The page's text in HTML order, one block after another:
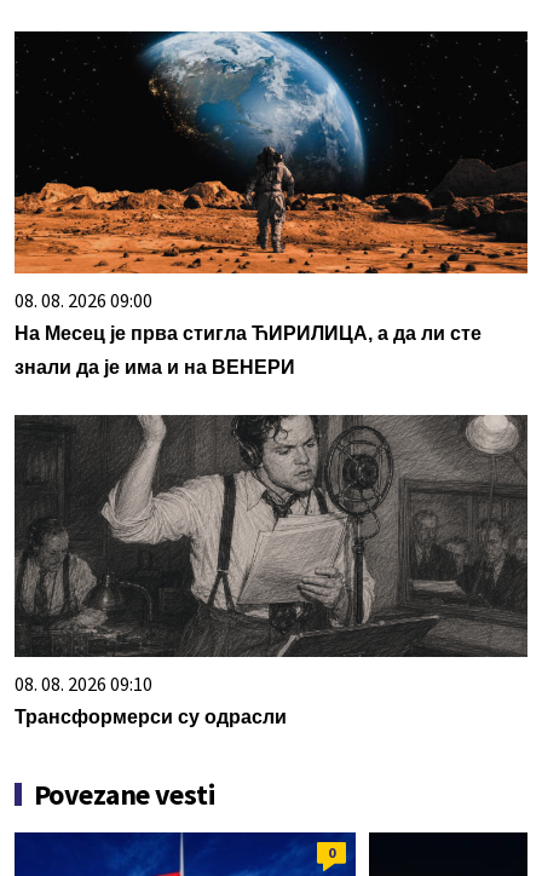
08. 08. 2026 09:00
На Месец је прва стигла ЋИРИЛИЦА, а да ли сте
знали да је има и на ВЕНЕРИ
08. 08. 2026 09:10
Трансформерси су одрасли
Povezane vesti
0